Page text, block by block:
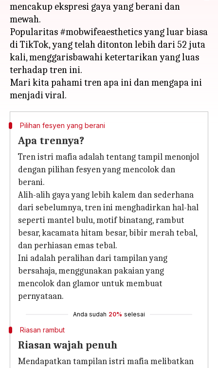
mencakup ekspresi gaya yang berani dan
mewah.
Popularitas #mobwifeaesthetics yang luar biasa
di TikTok, yang telah ditonton lebih dari 52 juta
kali, menggarisbawahi ketertarikan yang luas
terhadap tren ini.
Mari kita pahami tren apa ini dan mengapa ini
Pilihan fesyen yang berani
Apa trennya?
Tren istri mafia adalah tentang tampil menonjol
dengan pilihan fesyen yang mencolok dan
berani.
Alih-alih gaya yang lebih kalem dan sederhana
dari sebelumnya, tren ini menghadirkan hal-hal
seperti mantel bulu, motif binatang, rambut
besar, kacamata hitam besar, bibir merah tebal,
dan perhiasan emas tebal.
Ini adalah peralihan dari tampilan yang
bersahaja, menggunakan pakaian yang
mencolok dan glamor untuk membuat
pernyataan.
Anda sudah 20% selesai
Riasan rambut
Riasan wajah penuh
Mendapatkan tampilan istri mafia melibatkan